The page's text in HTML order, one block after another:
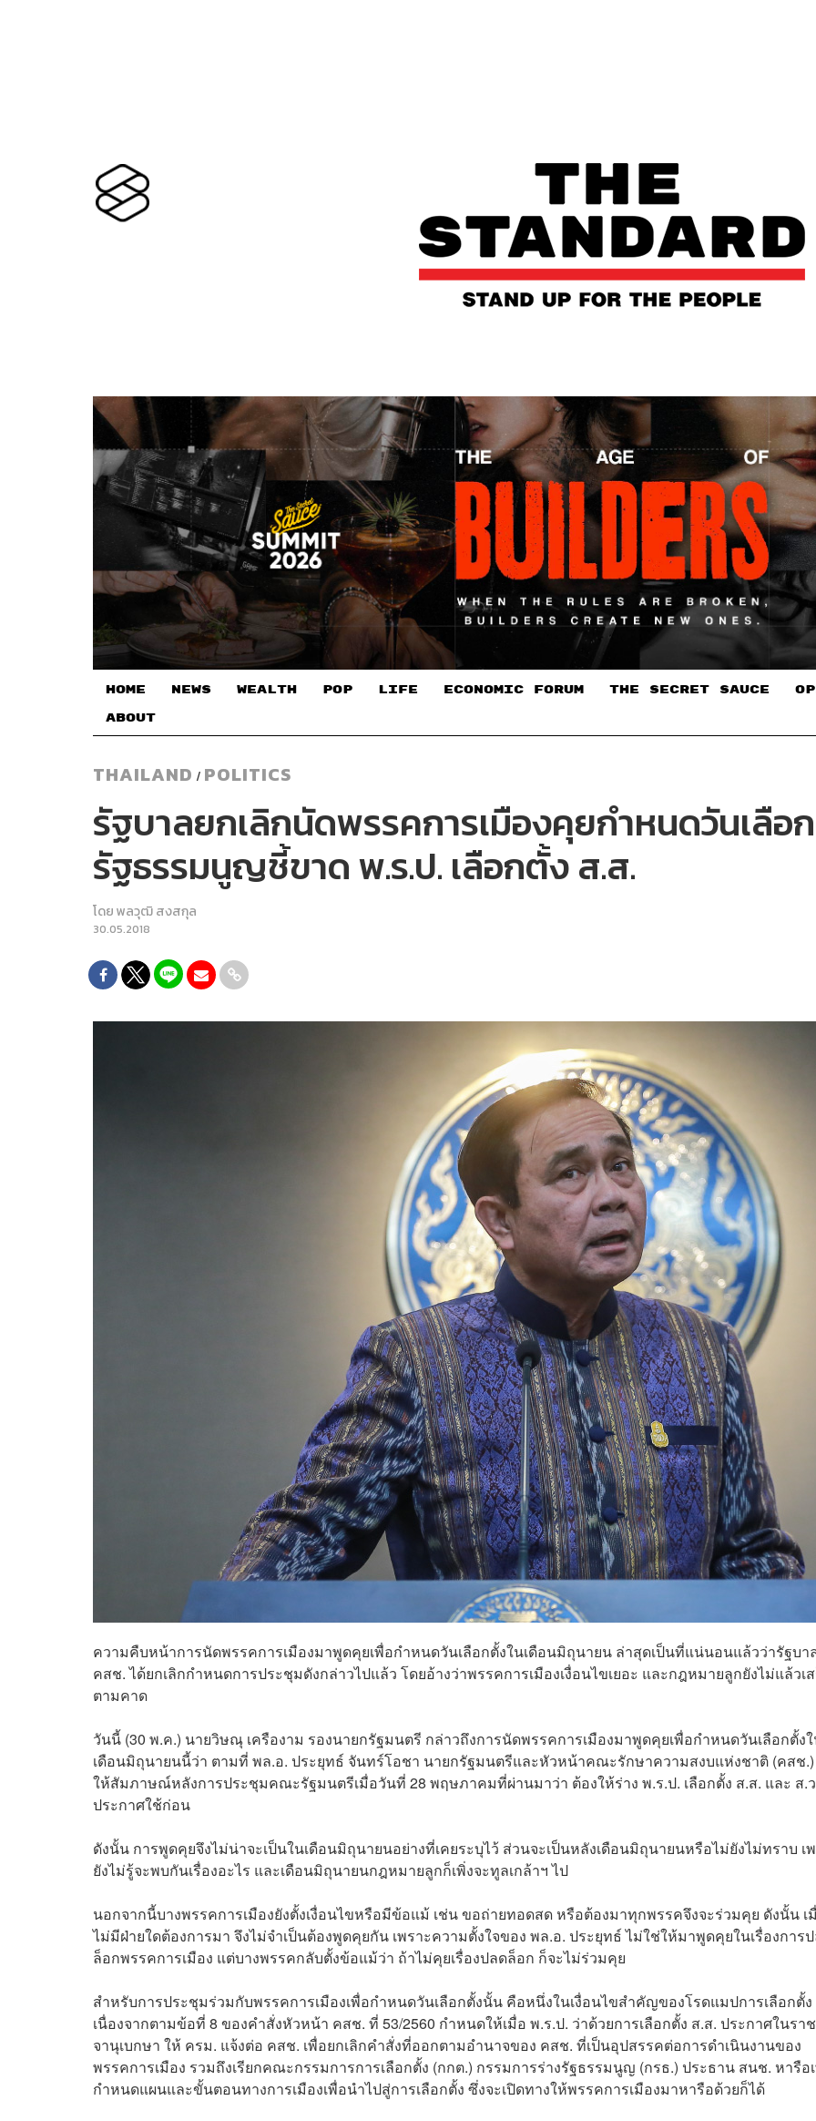
HOME NEWS WEALTH POP LIFE ECONOMIC FORUM THE SECRET SAUCE​
ABOUT
THAILAND / POLITICS
รัฐบาลยกเลิกนัดพรรคการเมืองคุยกำหนดวันเลือ
รัฐธรรมนูญชี้ขาด พ.ร.ป. เลือกตั้ง ส.ส.
โดยพลวุฒิ สงสกุล
30.05.2018
ความคืบหน้าการนัดพรรคการเมืองมาพูดคุยเพื่อกำหนดวันเลือกตั้งในเดือนมิถุนายน ล่าสุดเป็นที่แน่นอนแล้วว่ารัฐบา
คสช. ได้ยกเลิกกำหนดการประชุมดังกล่าวไปแล้ว โดยอ้างว่าพรรคการเมืองเงื่อนไขเยอะ และกฎหมายลูกยังไม่แล้วเ
ตามคาด
วันนี้ (30 พ.ค.) นายวิษณุ เครืองาม รองนายกรัฐมนตรี กล่าวถึงการนัดพรรคการเมืองมาพูดคุยเพื่อกำหนดวันเลือกตั้ง
เดือนมิถุนายนนี้ว่า ตามที่ พล.อ. ประยุทธ์ จันทร์โอชา นายกรัฐมนตรีและหัวหน้าคณะรักษาความสงบแห่งชาติ (คสช.)
ให้สัมภาษณ์หลังการประชุมคณะรัฐมนตรีเมื่อวันที่ 28 พฤษภาคมที่ผ่านมาว่า ต้องให้ร่าง พ.ร.ป. เลือกตั้ง ส.ส. และ ส.
ประกาศใช้ก่อน
ดังนั้น การพูดคุยจึงไม่น่าจะเป็นในเดือนมิถุนายนอย่างที่เคยระบุไว้ ส่วนจะเป็นหลังเดือนมิถุนายนหรือไม่ยังไม่ทราบ เ
ยังไม่รู้จะพบกันเรื่องอะไร และเดือนมิถุนายนกฎหมายลูกก็เพิ่งจะทูลเกล้าฯ ไป
นอกจากนี้บางพรรคการเมืองยังตั้งเงื่อนไขหรือมีข้อแม้ เช่น ขอถ่ายทอดสด หรือต้องมาทุกพรรคจึงจะร่วมคุย ดังนั้น เ
ไม่มีฝ่ายใดต้องการมา จึงไม่จำเป็นต้องพูดคุยกัน เพราะความตั้งใจของ พล.อ. ประยุทธ์ ไม่ใช่ให้มาพูดคุยในเรื่องการ
ล็อกพรรคการเมือง แต่บางพรรคกลับตั้งข้อแม้ว่า ถ้าไม่คุยเรื่องปลดล็อก ก็จะไม่ร่วมคุย
สำหรับการประชุมร่วมกับพรรคการเมืองเพื่อกำหนดวันเลือกตั้งนั้น คือหนึ่งในเงื่อนไขสำคัญของโรดแมปการเลือกตั้ง
เนื่องจากตามข้อที่ 8 ของคำสั่งหัวหน้า คสช. ที่ 53/2560 กำหนดให้เมื่อ พ.ร.ป. ว่าด้วยการเลือกตั้ง ส.ส. ประกาศในรา
จานุเบกษา ให้ ครม. แจ้งต่อ คสช. เพื่อยกเลิกคำสั่งที่ออกตามอำนาจของ คสช. ที่เป็นอุปสรรคต่อการดำเนินงานของ
พรรคการเมือง รวมถึงเรียกคณะกรรมการการเลือกตั้ง (กกต.) กรรมการร่างรัฐธรรมนูญ (กรธ.) ประธาน สนช. หารือ
กำหนดแผนและขั้นตอนทางการเมืองเพื่อนำไปสู่การเลือกตั้ง ซึ่งจะเปิดทางให้พรรคการเมืองมาหารือด้วยก็ได้